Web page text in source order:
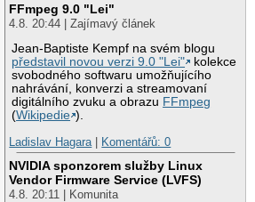
FFmpeg 9.0 "Lei"
4.8. 20:44 | Zajímavý článek
Jean-Baptiste Kempf na svém blogu
představil novou verzi 9.0 "Lei"
kolekce
svobodného softwaru umožňujícího
nahrávání, konverzi a streamovaní
digitálního zvuku a obrazu FFmpeg
(Wikipedie ).
Ladislav Hagara| Komentářů: 0
NVIDIA sponzorem služby Linux
Vendor Firmware Service (LVFS)
4.8. 20:11 | Komunita